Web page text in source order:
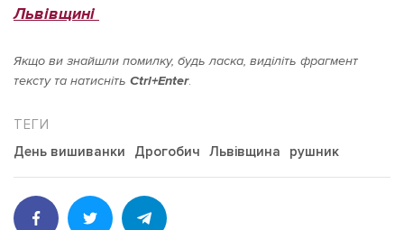
Львівщині
Якщо ви знайшли помилку, будь ласка, виділіть фрагмент
тексту та натисніть Ctrl+Enter.
День вишиванки Дрогобич Львівщина рушник